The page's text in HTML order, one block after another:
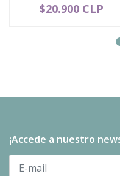
$20.900 CLP
¡Accede a nuestro